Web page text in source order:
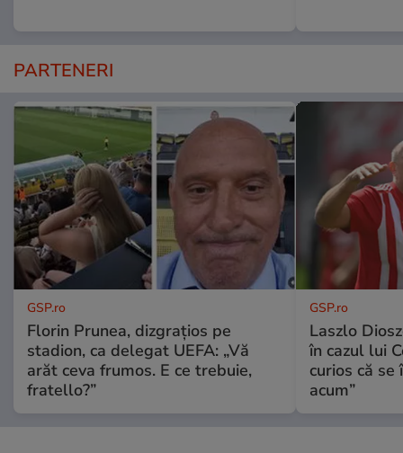
PARTENERI
GSP.ro
Florin Prunea, dizgrațios pe
stadion, ca delegat UEFA: „Vă
arăt ceva frumos. E ce trebuie,
fratello?”
GSP.ro
Laszlo
în cazul lui
curios că
acum”